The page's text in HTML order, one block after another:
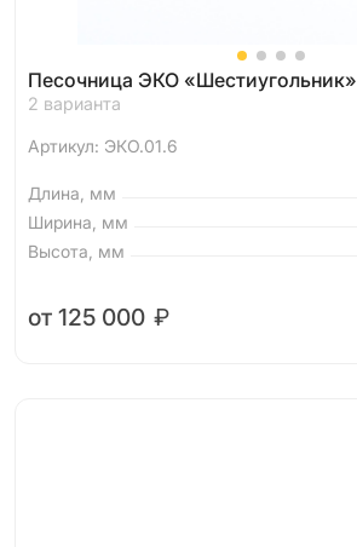
Песочница ЭКО «Шестиугольник»
2 варианта
Артикул: ЭКО.01.6
Длина, мм
Ширина, мм
Высота, мм
от 125 000 ₽